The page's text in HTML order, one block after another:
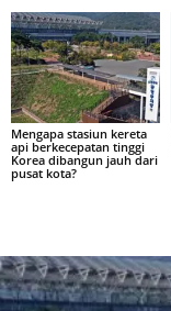
Mengapa stasiun kereta
api berkecepatan tinggi
Korea dibangun jauh dari
pusat kota?